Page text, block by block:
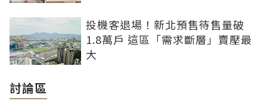
投機客退場！新北預售待售量破
1.8萬戶 這區「需求斷層」賣壓最
大
討論區